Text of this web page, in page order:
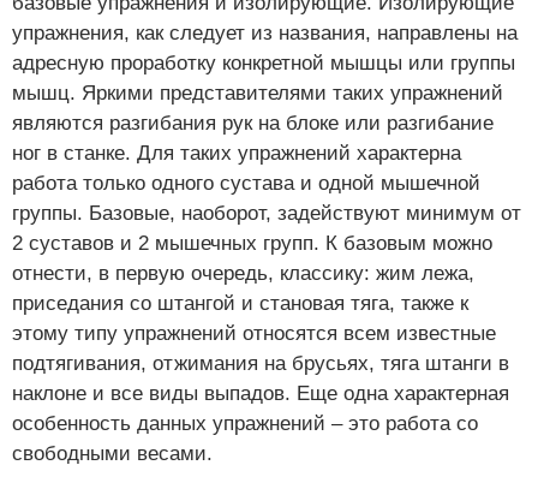
упражнения, как следует из названия, направлены на
адресную проработку конкретной мышцы или группы
мышц. Яркими представителями таких упражнений
являются разгибания рук на блоке или разгибание
ног в станке. Для таких упражнений характерна
работа только одного сустава и одной мышечной
группы. Базовые, наоборот, задействуют минимум от
2 суставов и 2 мышечных групп. К базовым можно
отнести, в первую очередь, классику: жим лежа,
приседания со штангой и становая тяга, также к
этому типу упражнений относятся всем известные
подтягивания, отжимания на брусьях, тяга штанги в
наклоне и все виды выпадов. Еще одна характерная
особенность данных упражнений – это работа со
свободными весами.